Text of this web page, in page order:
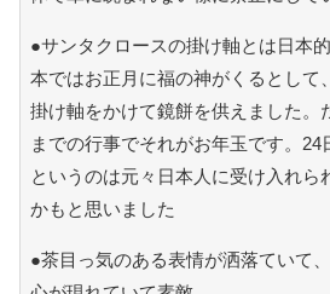
●サンタクロースの掛け軸とは日本
本ではお正月に福の神がくるとして
掛け軸をかけて鏡餅を供えました。
までの行事でそれがお年玉です。24
というのは元々日本人に受け入れら
かもと思いました
●茶目っ気のある表情が洒落ていて